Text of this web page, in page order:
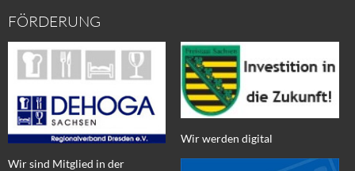
FÖRDERUNG
Wir sind Mitglied in der
Wir werden digital